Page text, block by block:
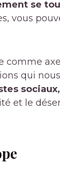
se
vous
comme
qui
et le